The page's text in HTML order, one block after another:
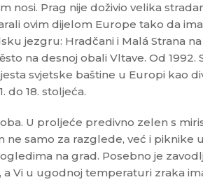
nosi. Prag nije doživio velika
ovim dijelom Europe tako da
jezgru: Hradčani i Malá Strana na
na desnoj obali Vltave. Od 1992.
svjetske baštine u Europi kao
do 18. stoljeća.
U proljeće predivno zelen s
ne samo za razglede, već i piknike u
na grad. Posebno je
Vi u ugodnoj temperaturi zraka